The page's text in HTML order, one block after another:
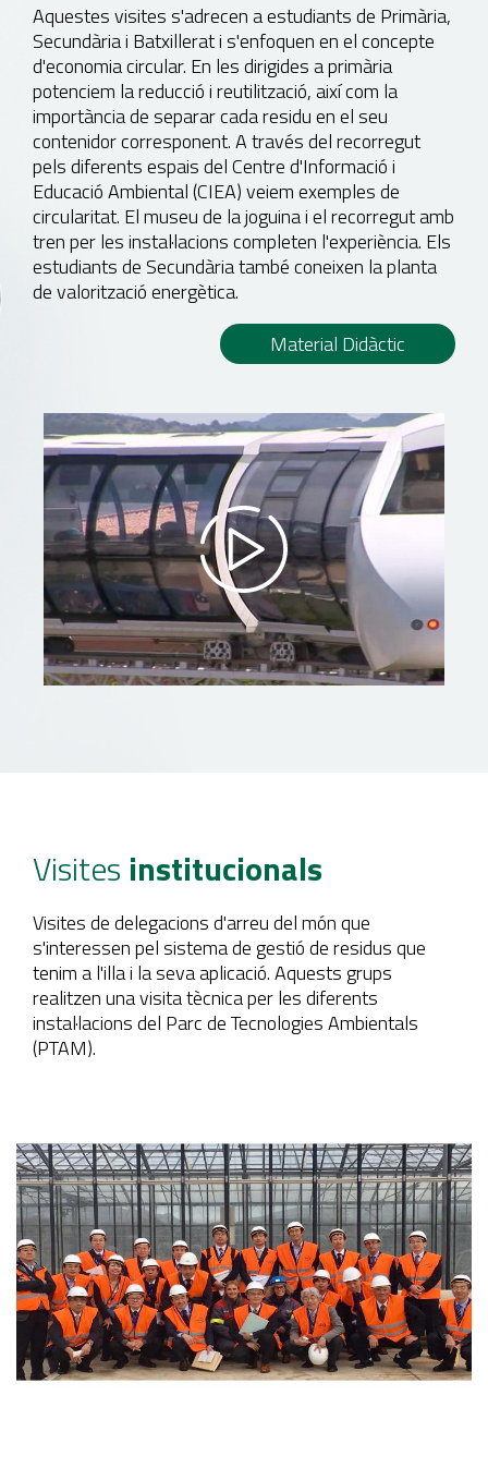
Aquestes visites s'adrecen a estudiants de Primària,
Secundària i Batxillerat i s'enfoquen en el concepte
d'economia circular. En les dirigides a primària
potenciem la reducció i reutilització, així com la
importància de separar cada residu en el seu
contenidor corresponent. A través del recorregut
pels diferents espais del Centre d'Informació i
Educació Ambiental (CIEA) veiem exemples de
circularitat. El museu de la joguina i el recorregut amb
tren per les instal·lacions completen l'experiència. Els
estudiants de Secundària també coneixen la planta
de valorització energètica.
Material Didàctic
Visites institucionals
Visites de delegacions d'arreu del món que
s'interessen pel sistema de gestió de residus que
tenim a l'illa i la seva aplicació. Aquests grups
realitzen una visita tècnica per les diferents
instal·lacions del Parc de Tecnologies Ambientals
(PTAM).